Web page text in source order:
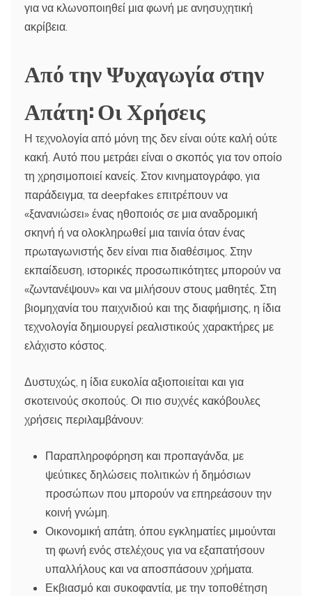
για να κλωνοποιηθεί μια φωνή με ανησυχητική
ακρίβεια.
Από την Ψυχαγωγία στην
Απάτη: Οι Χρήσεις
Η τεχνολογία από μόνη της δεν είναι ούτε καλή ούτε
κακή. Αυτό που μετράει είναι ο σκοπός για τον οποίο
τη χρησιμοποιεί κανείς. Στον κινηματογράφο, για
παράδειγμα, τα deepfakes επιτρέπουν να
«ξανανιώσει» ένας ηθοποιός σε μια αναδρομική
σκηνή ή να ολοκληρωθεί μια ταινία όταν ένας
πρωταγωνιστής δεν είναι πια διαθέσιμος. Στην
εκπαίδευση, ιστορικές προσωπικότητες μπορούν να
«ζωντανέψουν» και να μιλήσουν στους μαθητές. Στη
βιομηχανία του παιχνιδιού και της διαφήμισης, η ίδια
τεχνολογία δημιουργεί ρεαλιστικούς χαρακτήρες με
ελάχιστο κόστος.
Δυστυχώς, η ίδια ευκολία αξιοποιείται και για
σκοτεινούς σκοπούς. Οι πιο συχνές κακόβουλες
χρήσεις περιλαμβάνουν:
Παραπληροφόρηση και προπαγάνδα, με
ψεύτικες δηλώσεις πολιτικών ή δημόσιων
προσώπων που μπορούν να επηρεάσουν την
κοινή γνώμη.
Οικονομική απάτη, όπου εγκληματίες μιμούνται
τη φωνή ενός στελέχους για να εξαπατήσουν
υπαλλήλους και να αποσπάσουν χρήματα.
Εκβιασμό και συκοφαντία, με την τοποθέτηση